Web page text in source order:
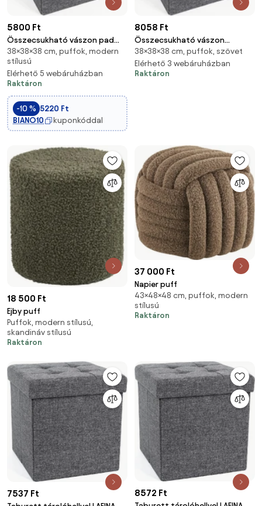
5800 Ft
Összecsukható vászon pad
tárolóval, sötétszürke,
38x38x38 cm
38×38×38 cm, puffok, modern
stílusú
Elérhető 5 webáruházban
Raktáron
-10 % 5220 Ft
BIANO10
kuponkóddal
8058 Ft
Összecsukható vászon
tárolópuff, sötétszürke
38x38x38cm
38×38×38 cm, puffok, szövet
Elérhető 3 webáruházban
Raktáron
18 500 Ft
Ejby puff
Puffok, modern stílusú,
skandináv stílusú
Raktáron
37 000 Ft
Napier puff
43×48×48 cm, puffok, modern
stílusú
Raktáron
7537 Ft 8572 Ft